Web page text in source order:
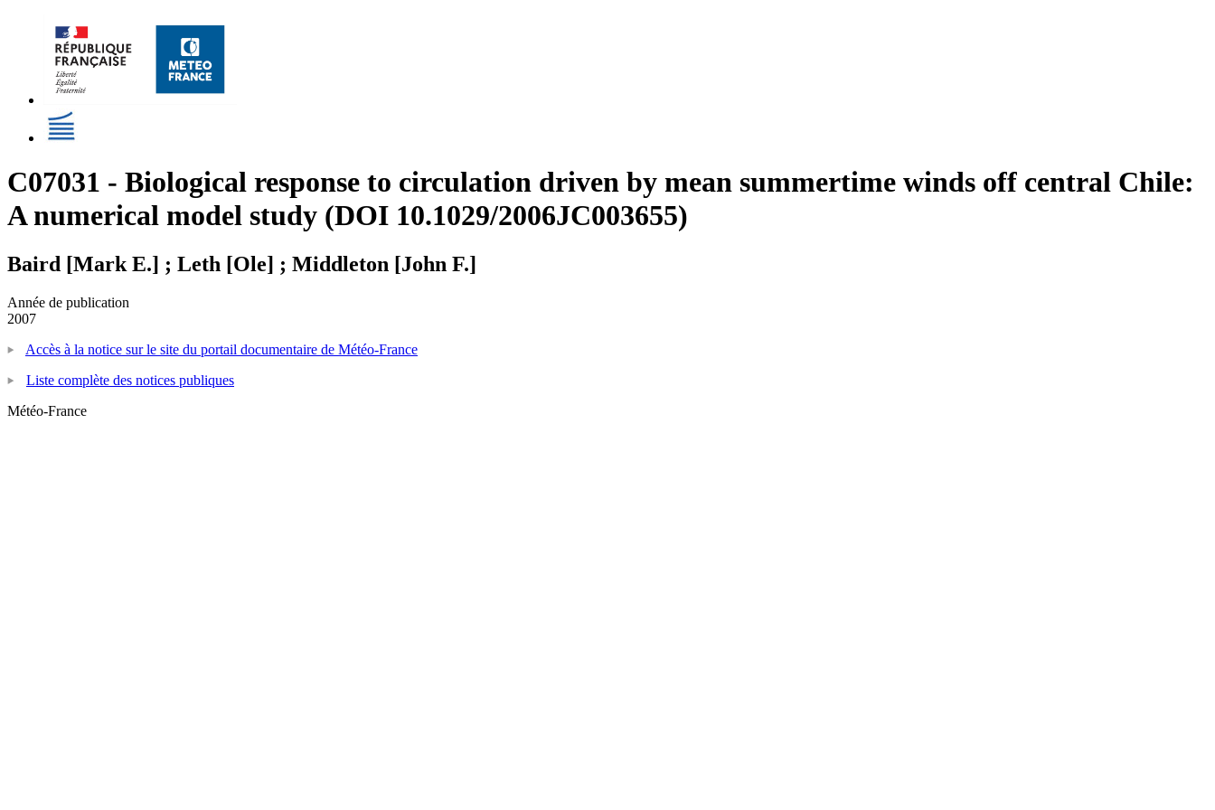
C07031 - Biological response to circulation driven by mean summertime winds off central Chile:
A numerical model study (DOI 10.1029/2006JC003655)
Baird [Mark E.] ; Leth [Ole] ; Middleton [John F.]
Année de publication
2007
Accès à la notice sur le site du portail documentaire de Météo-France
Liste complète des notices publiques
Météo-France